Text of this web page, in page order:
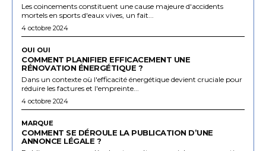
Les coincements constituent une cause majeure d'accidents
mortels en sports d'eaux vives, un fait...
4 octobre 2024
OUI OUI
COMMENT PLANIFIER EFFICACEMENT UNE
RÉNOVATION ÉNERGÉTIQUE ?
Dans un contexte où l'efficacité énergétique devient cruciale pour
réduire les factures et l'empreinte...
4 octobre 2024
MARQUE
COMMENT SE DÉROULE LA PUBLICATION D’UNE
ANNONCE LÉGALE ?